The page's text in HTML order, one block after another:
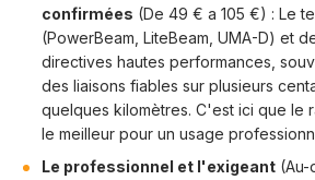
confirmées (De 49 € a 105 €) : Le
(PowerBeam, LiteBeam, UMA-D) et
directives hautes performances,
des liaisons fiables sur plusieurs
quelques kilomètres. C'est ici que le
le meilleur pour un usage
Le professionnel et l'exigeant (Au-